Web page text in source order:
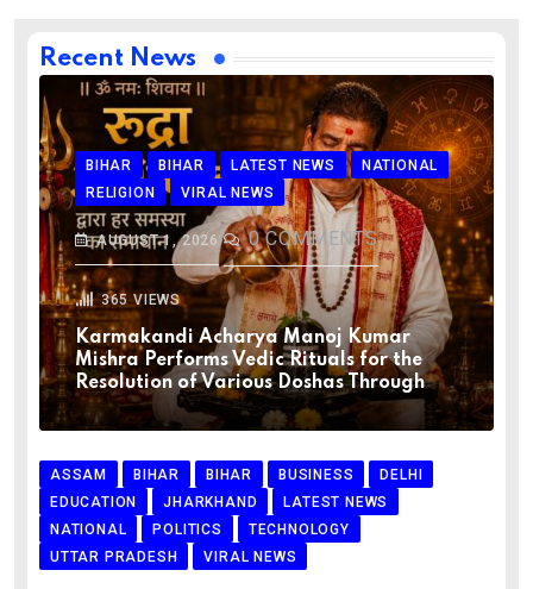
Recent News
BIHAR BIHAR LATEST NEWS
NATIONAL
RELIGION
VIRAL NEWS
AUGUST 1, 2026 0COMMENTS
365 VIEWS
Karmakandi Acharya Manoj Kumar
Mishra Performs Vedic Rituals for the
Resolution of Various Doshas Through
ASSAM BIHAR BIHAR BUSINESS
DELHI
EDUCATION
JHARKHAND
LATEST NEWS
NATIONAL
POLITICS
TECHNOLOGY
UTTAR PRADESH
VIRAL NEWS